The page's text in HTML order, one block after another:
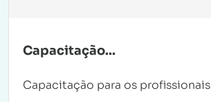
Capacitação...
Capacitação para os profissionais